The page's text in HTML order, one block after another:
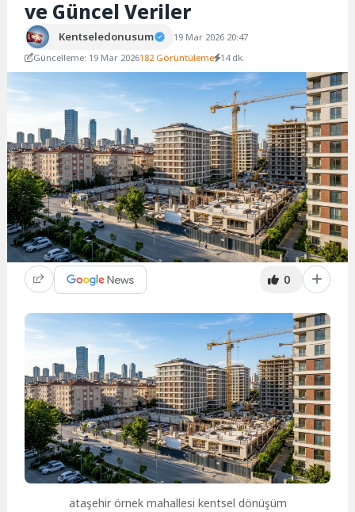
ve Güncel Veriler
Kentseledonusum
19 Mar 2026 20:47
Güncelleme: 19 Mar 2026182 Görüntüleme 14 dk.
0
ataşehir örnek mahallesi kentsel dönüşüm